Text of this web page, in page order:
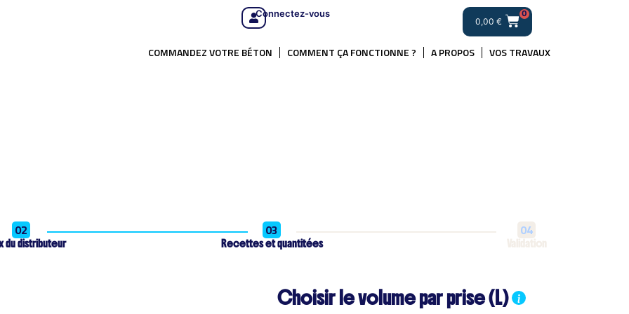
Connectez-vous
0,00 €
0
COMMANDEZ VOTRE BÉTON COMMENT ÇA FONCTIONNE ? A PROPOS VOS TRAVAUX
02
du distributeur
03
Recettes et quantitées
04
Choisir le volume par prise (L)